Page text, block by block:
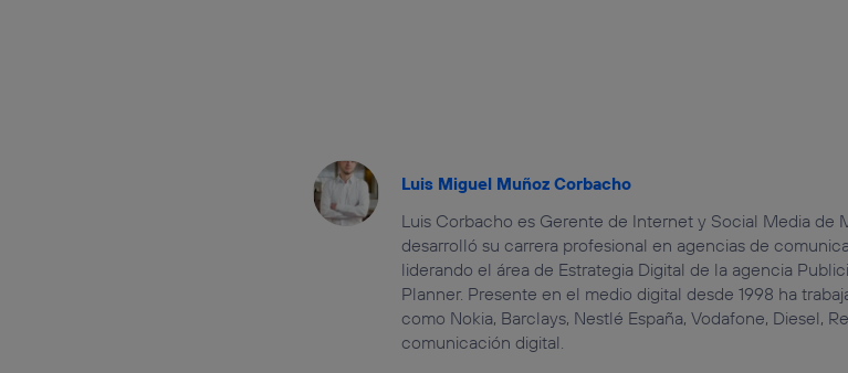
Luis Miguel Muñoz Corbacho
Luis Corbacho es Gerente de Internet y Social Media de
desarrolló su carrera profesional en agencias de
liderando el área de Estrategia Digital de la agencia
Planner. Presente en el medio digital desde 1998 ha
como Nokia, Barclays, Nestlé España, Vodafone, Diesel,
comunicación digital.